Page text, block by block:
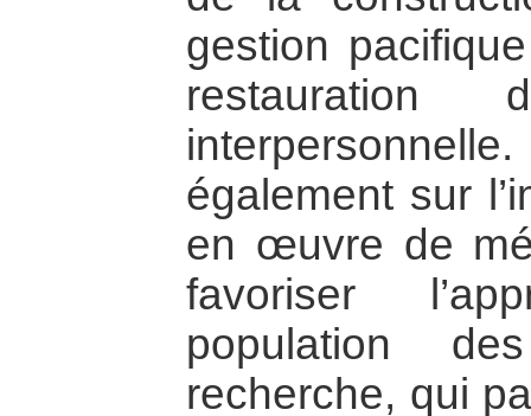
gestion
également sur
en œuvre de
favoriser
population
recherche, qui